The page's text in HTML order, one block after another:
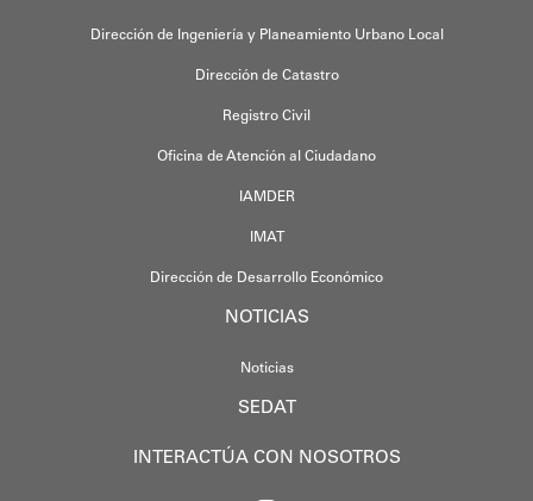
Dirección de Ingeniería y Planeamiento Urbano Local
Dirección de Catastro
Registro Civil
Oficina de Atención al Ciudadano
IAMDER
IMAT
Dirección de Desarrollo Económico
NOTICIAS
Noticias
SEDAT
INTERACTÚA CON NOSOTROS